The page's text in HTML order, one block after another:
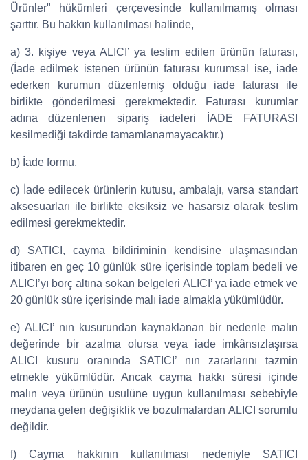
Ürünler" hükümleri çerçevesinde kullanılmamış olması
şarttır. Bu hakkın kullanılması halinde,
a) 3. kişiye veya ALICI’ ya teslim edilen ürünün faturası,
(İade edilmek istenen ürünün faturası kurumsal ise, iade
ederken kurumun düzenlemiş olduğu iade faturası ile
birlikte gönderilmesi gerekmektedir. Faturası kurumlar
adına düzenlenen sipariş iadeleri İADE FATURASI
kesilmediği takdirde tamamlanamayacaktır.)
b) İade formu,
c) İade edilecek ürünlerin kutusu, ambalajı, varsa standart
aksesuarları ile birlikte eksiksiz ve hasarsız olarak teslim
edilmesi gerekmektedir.
d) SATICI, cayma bildiriminin kendisine ulaşmasından
itibaren en geç 10 günlük süre içerisinde toplam bedeli ve
ALICI’yı borç altına sokan belgeleri ALICI’ ya iade etmek ve
20 günlük süre içerisinde malı iade almakla yükümlüdür.
e) ALICI’ nın kusurundan kaynaklanan bir nedenle malın
değerinde bir azalma olursa veya iade imkânsızlaşırsa
ALICI kusuru oranında SATICI’ nın zararlarını tazmin
etmekle yükümlüdür. Ancak cayma hakkı süresi içinde
malın veya ürünün usulüne uygun kullanılması sebebiyle
meydana gelen değişiklik ve bozulmalardan ALICI sorumlu
değildir.
f) Cayma hakkının kullanılması nedeniyle SATICI